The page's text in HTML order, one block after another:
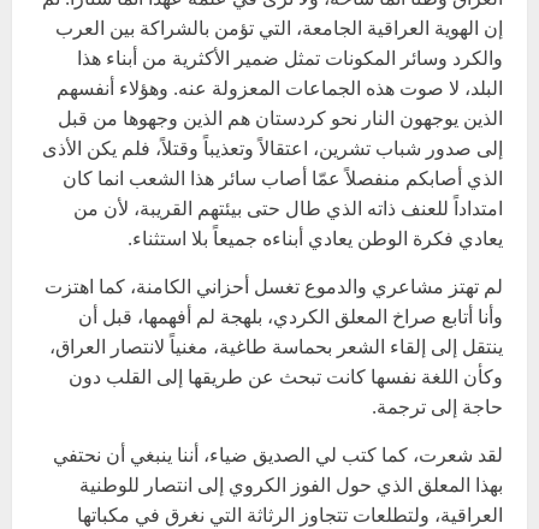
إن الهوية العراقية الجامعة، التي تؤمن بالشراكة بين العرب
والكرد وسائر المكونات تمثل ضمير الأكثرية من أبناء هذا
البلد، لا صوت هذه الجماعات المعزولة عنه. وهؤلاء أنفسهم
الذين يوجهون النار نحو كردستان هم الذين وجهوها من قبل
إلى صدور شباب تشرين، اعتقالاً وتعذيباً وقتلاً، فلم يكن الأذى
الذي أصابكم منفصلاً عمّا أصاب سائر هذا الشعب انما كان
امتداداً للعنف ذاته الذي طال حتى بيئتهم القريبة، لأن من
يعادي فكرة الوطن يعادي أبناءه جميعاً بلا استثناء.
لم تهتز مشاعري والدموع تغسل أحزاني الكامنة، كما اهتزت
وأنا أتابع صراخ المعلق الكردي، بلهجة لم أفهمها، قبل أن
ينتقل إلى إلقاء الشعر بحماسة طاغية، مغنياً لانتصار العراق،
وكأن اللغة نفسها كانت تبحث عن طريقها إلى القلب دون
حاجة إلى ترجمة.
لقد شعرت، كما كتب لي الصديق ضياء، أننا ينبغي أن نحتفي
بهذا المعلق الذي حول الفوز الكروي إلى انتصار للوطنية
العراقية، ولتطلعات تتجاوز الرثاثة التي نغرق في مكباتها